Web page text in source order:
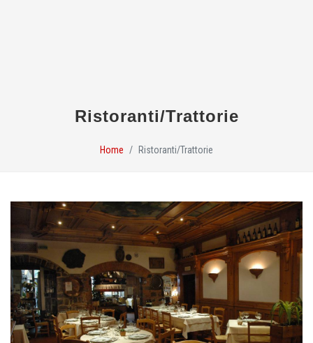
Ristoranti/Trattorie
Home Ristoranti/Trattorie